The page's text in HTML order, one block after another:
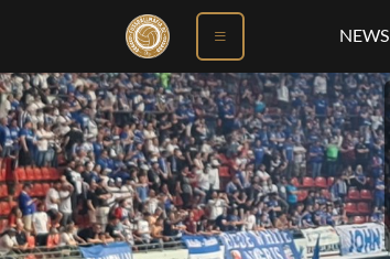
NEWS